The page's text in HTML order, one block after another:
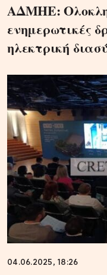
ΑΔΜΗΕ:
ενημερωτικές
ηλεκτρική
04.06.2025, 18:26